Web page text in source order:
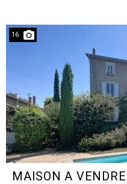
16
MAISON A VENDRE